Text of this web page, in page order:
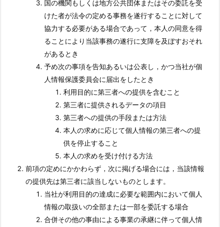
国の機関もしくは地方公共団体またはその委託を受
けた者が法令の定める事務を遂行することに対して
協力する必要がある場合であって，本人の同意を得
ることにより当該事務の遂行に支障を及ぼすおそれ
があるとき
予め次の事項を告知あるいは公表し，かつ当社が個
人情報保護委員会に届出をしたとき
利用目的に第三者への提供を含むこと
第三者に提供されるデータの項目
第三者への提供の手段または方法
本人の求めに応じて個人情報の第三者への提
供を停止すること
本人の求めを受け付ける方法
前項の定めにかかわらず，次に掲げる場合には，当該情報
の提供先は第三者に該当しないものとします。
当社が利用目的の達成に必要な範囲内において個人
情報の取扱いの全部または一部を委託する場合
合併その他の事由による事業の承継に伴って個人情